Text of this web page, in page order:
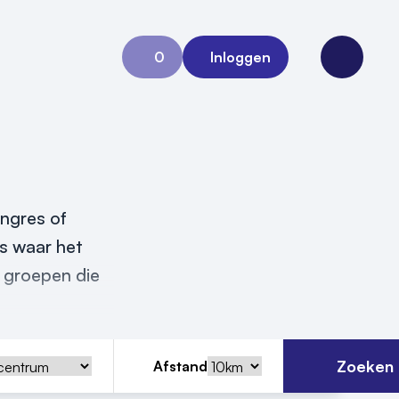
0
Aanvraag 0
Inloggen
Open
of
waar het
die
Afstand Zoeken